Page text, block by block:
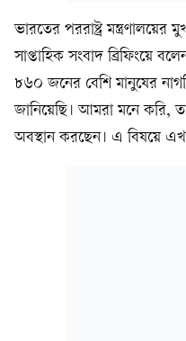
ভারতের পররাষ্ট্র
সাপ্তাহিক সংবাদ ব্রিফিংয়ে
৮৬০ জনের বেশি মানুষের
জানিয়েছি। আমরা মনে করি,
অবস্থান করছেন। এ বিষয়ে